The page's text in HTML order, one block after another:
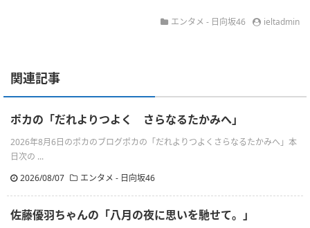
エンタメ - 日向坂46 ieltadmin
関連記事
ポカの「だれよりつよく さらなるたかみへ」
2026年8月6日のポカのブログポカの「だれよりつよくさらなるたかみへ」本
日次の ...
2026/08/07
エンタメ - 日向坂46
佐藤優羽ちゃんの「八月の夜に思いを馳せて。」